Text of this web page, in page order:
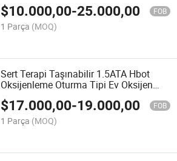
$10.000,00-25.000,00 FOB
1 Parça (MOQ)
Sert Terapi Taşınabilir 1.5ATA Hbot
Oksijenleme Oturma Tipi Ev Oksijen
Taşınabilir Hiperbarik Oksijen Odası
$17.000,00-19.000,00 FOB
1 Parça (MOQ)